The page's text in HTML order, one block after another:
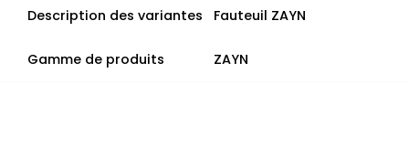
Description des variantes Fauteuil ZAYN
Gamme de produits ZAYN